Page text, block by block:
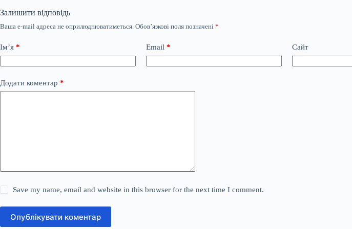
Залишити відповідь
Ваша e-mail адреса не оприлюднюватиметься. Обов’язкові поля позначені *
Ім’я * Email * Сайт
Додати коментар *
Save my name, email and website in this browser for the next time I comment.
Опублікувати коментар